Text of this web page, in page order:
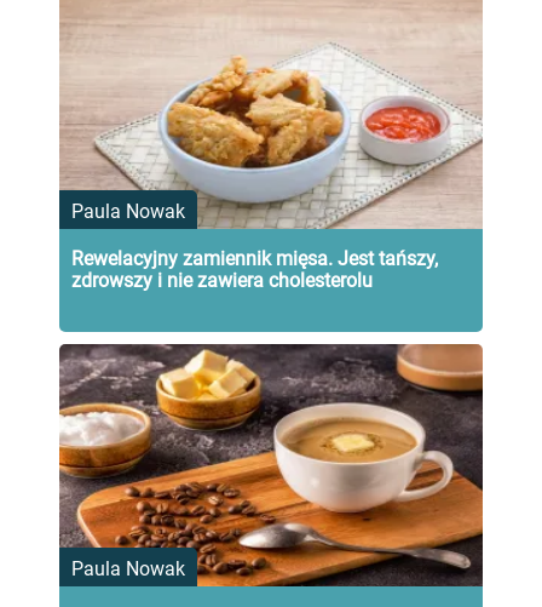
Paula Nowak
Rewelacyjny zamiennik mięsa. Jest tańszy,
zdrowszy i nie zawiera cholesterolu
Paula Nowak